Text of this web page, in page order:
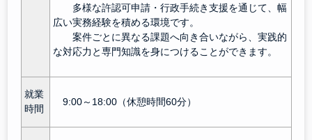
多様な許認可申請・行政手続き支援を通じて、幅
広い実務経験を積める環境です。
案件ごとに異なる課題へ向き合いながら、実践的
な対応力と専門知識を身につけることができます。
就業
時間
9:00～18:00（休憩時間60分）